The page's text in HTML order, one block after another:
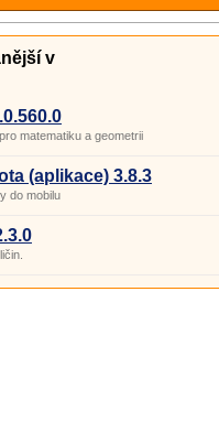
v
matematiku a geometrii
(aplikace) 3.8.3
do mobilu